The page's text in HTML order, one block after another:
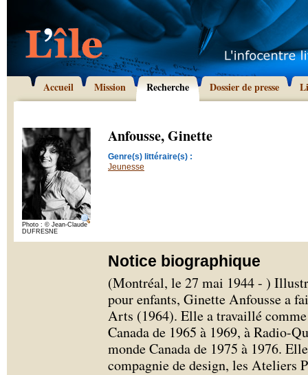
Accueil Mission Recherche Dossier de presse
Photo : © Jean-Claude
DUFRESNE
Anfousse, Ginette
Genre(s) littéraire(s) :
Jeunesse
Notice biographique
(Montréal, le 27 mai 1944 - )
pour enfants, Ginette Anfousse a
Arts (1964). Elle a travaillé
Canada de 1965 à 1969, à Radio-
monde Canada de 1975 à 1976.
compagnie de design, les Ateliers